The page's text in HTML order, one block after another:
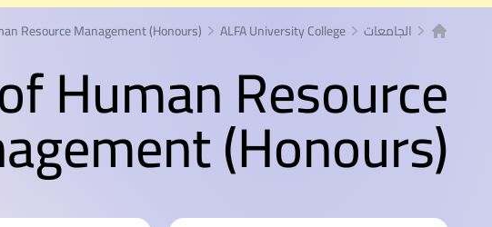
الجامعات ALFA University College
Resource Management (Honours)
Human Resource
(Honours)